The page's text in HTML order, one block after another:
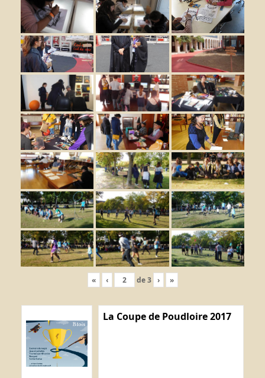
« ‹ de3 › »
La Coupe de Poudloire 2017